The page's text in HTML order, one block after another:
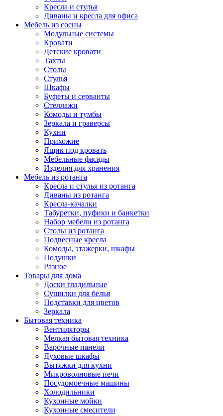
Кресла и стулья
Диваны и кресла для офиса
Мебель из сосны
Модульные системы
Кровати
Детские кровати
Тахты
Столы
Стулья
Шкафы
Буфеты и серванты
Стеллажи
Комоды и тумбы
Зеркала и граверсы
Кухни
Прихожие
Ящик под кровать
Мебельные фасады
Изделия для хранения
Мебель из ротанга
Кресла и стулья из ротанга
Диваны из ротанга
Кресла-качалки
Табуретки, пуфики и банкетки
Набор мебели из ротанга
Столы из ротанга
Подвесные кресла
Комоды, этажерки, шкафы
Подушки
Разное
Товары для дома
Доски гладильные
Сушилки для белья
Подставки для цветов
Зеркала
Бытовая техника
Вентиляторы
Мелкая бытовая техника
Варочные панели
Духовые шкафы
Вытяжки для кухни
Микроволновые печи
Посудомоечные машины
Холодильники
Кухонные мойки
Кухонные смесители